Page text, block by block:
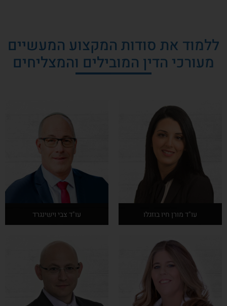
ללמוד את סודות המקצוע המעשיים
מעורכי הדין המובילים והמצליחים
עו"ד מורן חיו בוזגלו
אודות המרצה
עו"ד צבי וישינגרד
אודות המרצה